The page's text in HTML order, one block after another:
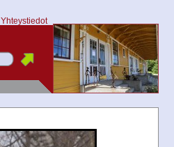
Yhteystiedot